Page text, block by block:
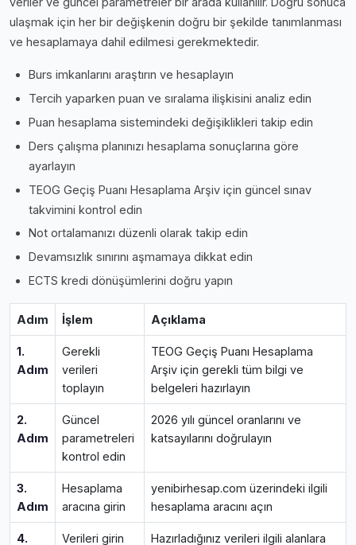
ulaşmak için her bir değişkenin doğru bir şekilde tanımlanması
ve hesaplamaya dahil edilmesi gerekmektedir.
Burs imkanlarını araştırın ve hesaplayın
Tercih yaparken puan ve sıralama ilişkisini analiz edin
Puan hesaplama sistemindeki değişiklikleri takip edin
Ders çalışma planınızı hesaplama sonuçlarına göre
ayarlayın
TEOG Geçiş Puanı Hesaplama Arşiv için güncel sınav
takvimini kontrol edin
Not ortalamanızı düzenli olarak takip edin
Devamsızlık sınırını aşmamaya dikkat edin
ECTS kredi dönüşümlerini doğru yapın
Adım İşlem Açıklama
1.
Adım
Gerekli
verileri
toplayın
TEOG Geçiş Puanı Hesaplama
Arşiv için gerekli tüm bilgi ve
belgeleri hazırlayın
2.
Adım
Güncel
parametreleri
kontrol edin
2026 yılı güncel oranlarını ve
katsayılarını doğrulayın
3.
Adım
Hesaplama
aracına girin
yenibirhesap.com üzerindeki ilgili
hesaplama aracını açın
4.
Verileri girin
Hazırladığınız verileri ilgili alanlara